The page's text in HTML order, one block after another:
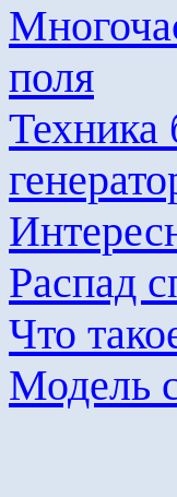
поля
Техника
Распад
Что
Модель